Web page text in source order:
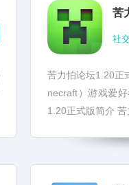
苦
社
苦力怕论坛1.20正
necraft）游戏爱好者打
1.20正式版简介 苦力怕论坛1.20正式版大小为5.32M